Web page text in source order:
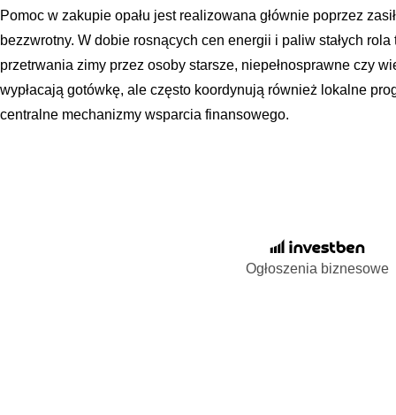
Pomoc w zakupie opału jest realizowana głównie poprzez
bezzwrotny. W dobie rosnących cen energii i paliw stałych
przetrwania zimy przez osoby starsze, niepełnosprawne czy
wypłacają gotówkę, ale często koordynują również lokalne
centralne mechanizmy wsparcia finansowego.
Ogłoszenia biznesowe